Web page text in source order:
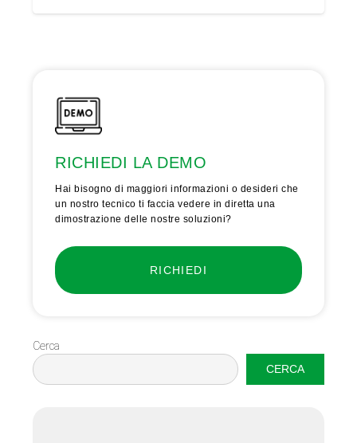
RICHIEDI LA DEMO
Hai bisogno di maggiori informazioni o desideri che
un nostro tecnico ti faccia vedere in diretta una
dimostrazione delle nostre soluzioni?
RICHIEDI
Cerca
CERCA